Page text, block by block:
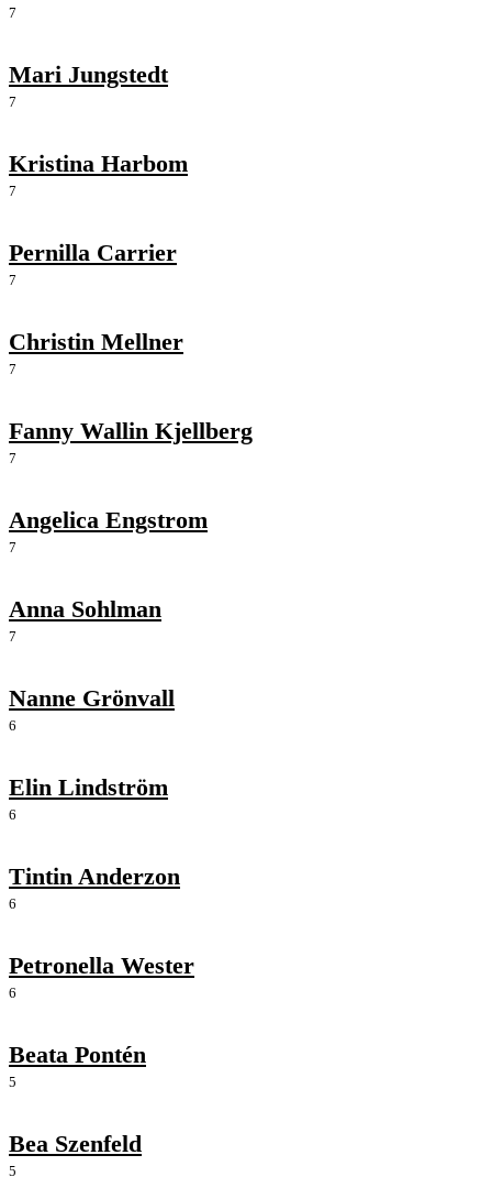
7
Mari Jungstedt
7
Kristina Harbom
7
Pernilla Carrier
7
Christin Mellner
7
Fanny Wallin Kjellberg
7
Angelica Engstrom
7
Anna Sohlman
7
Nanne Grönvall
6
Elin Lindström
6
Tintin Anderzon
6
Petronella Wester
6
Beata Pontén
5
Bea Szenfeld
5